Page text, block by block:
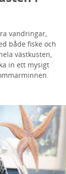
vandringar,
både fiske och
västkusten,
in ett mysigt